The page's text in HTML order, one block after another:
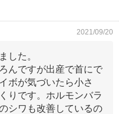
2021/09/20
した。
んですが出産で首にで
ボが気づいたら小さ
りです。ホルモンバラ
シワも改善しているの